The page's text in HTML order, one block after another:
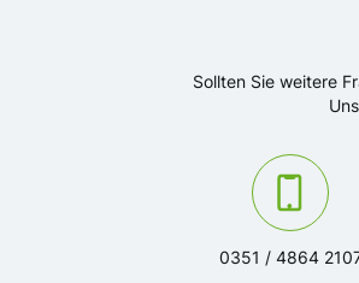
Sollten Sie weitere
Kontaktieren Sie
0351 / 4864